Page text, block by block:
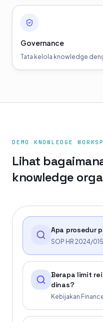
Governance
Tata kelola knowledge
DEMO KNOWLEDGE
Lihat
knowledge
Apa prosedur
SOP HR 2024/015
Berapa limit
dinas?
Kebijakan